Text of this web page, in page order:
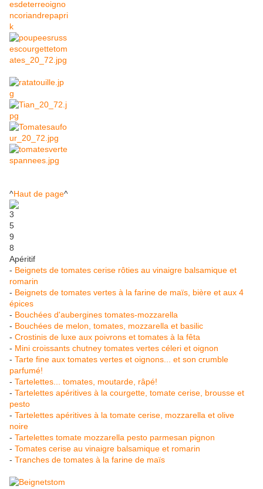
^Haut de page^
Apéritif
- Beignets de tomates cerise rôties au vinaigre balsamique et
romarin
- Beignets de tomates vertes à la farine de maïs, bière et aux 4
épices
- Bouchées d'aubergines tomates-mozzarella
- Bouchées de melon, tomates, mozzarella et basilic
- Crostinis de luxe aux poivrons et tomates à la fêta
- Mini croissants chutney tomates vertes céleri et oignon
- Tarte fine aux tomates vertes et oignons... et son crumble
parfumé!
- Tartelettes... tomates, moutarde, râpé!
- Tartelettes apéritives à la courgette, tomate cerise, brousse et
pesto
- Tartelettes apéritives à la tomate cerise, mozzarella et olive
noire
- Tartelettes tomate mozzarella pesto parmesan pignon
- Tomates cerise au vinaigre balsamique et romarin
- Tranches de tomates à la farine de maïs